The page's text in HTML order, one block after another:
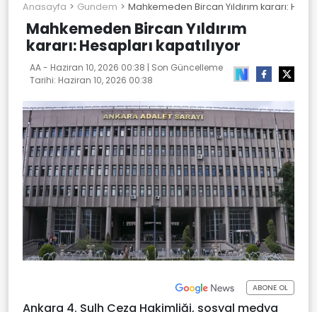
Anasayfa Gundem Mahkemeden Bircan Yıldırım kararı:
Mahkemeden Bircan Yıldırım
kararı: Hesapları kapatılıyor
AA - Haziran 10, 2026 00:38 | Son Güncelleme
Tarihi: Haziran 10, 2026 00:38
ABONE OL
Ankara 4. Sulh Ceza Hakimliği, sosyal medya